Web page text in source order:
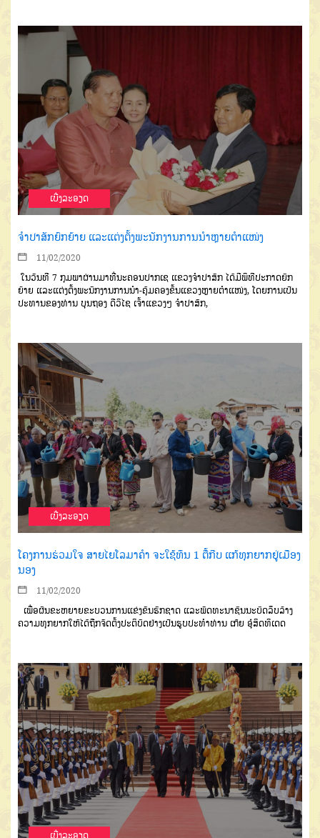
ເບີ່ງລະອຽດ
ຈໍາປາສັກຍົກຍ້າຍ ແລະແຕ່ງຕັ້ງພະນັກງານການນຳຫຼາຍຕໍາແໜ່ງ
11/02/2020
ໃນວັນທີ 7 ກຸມພາຜ່ານມາທີ່ນະຄອນປາກເຊ ແຂວງຈໍາປາສັກ ໄດ້ມີພິທີປະກາດຍົກ
ຍ້າຍ ແລະແຕ່ງຕັ້ງພະນັກງານການນໍາ-ຄຸ້ມຄອງຂັ້ນແຂວງຫຼາຍຕໍາແໜ່ງ, ໂດຍການເປັນ
ປະທານຂອງທ່ານ ບຸນຖອງ ດີວິໄຊ ເຈົ້າແຂວງໆ ຈໍາປາສັກ,
ເບີ່ງລະອຽດ
ໂຄງການຮ່ວມໃຈ ສາຍໄຍໂລມາຄໍາ ຈະໃຊ້ທຶນ 1 ຕື້ກີບ ແກ້ທຸກຍາກຢູ່ເມືອງ
ນອງ
11/02/2020
ເພື່ອຜັນຂະຫຍາຍຂະບວນການແຂ່ງຂັນຮັກຊາດ ແລະພັດທະນາຊົນນະບົດລຶບລ້າງ
ຄວາມທຸກຍາກໃຫ້ໄດ້ຖືກຈັດຕັ້ງປະຕິບັດຢ່າງເປັນຮູບປະທຳທ່ານ ເກ໊ຍ ອຸ໋ສິດທິເດດ
ເບີ່ງລະອຽດ